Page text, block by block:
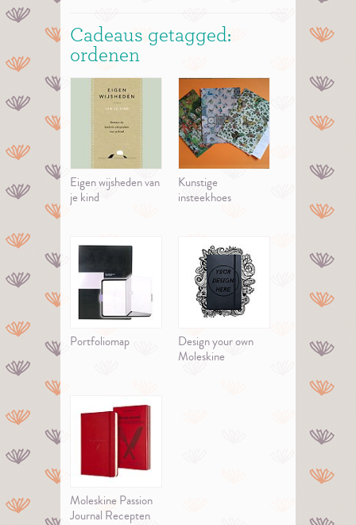
Cadeaus getagged:
ordenen
Eigen wijsheden van
je kind
Kunstige
insteekhoes
Portfoliomap
Design your own
Moleskine
Moleskine Passion
Journal Recepten